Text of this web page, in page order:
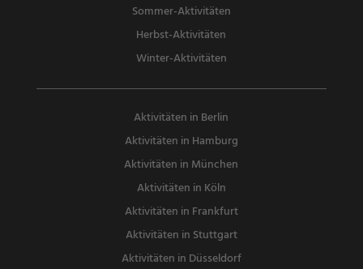
Sommer-Aktivitäten
Herbst-Aktivitäten
Winter-Aktivitäten
Aktivitäten in Berlin
Aktivitäten in Hamburg
Aktivitäten in München
Aktivitäten in Köln
Aktivitäten in Frankfurt
Aktivitäten in Stuttgart
Aktivitäten in Düsseldorf